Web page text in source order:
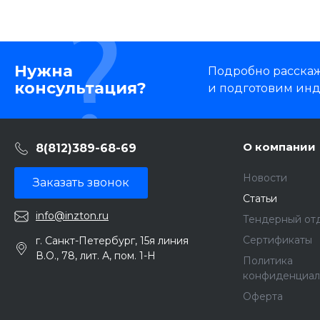
Нужна
консультация?
Подробно
и подготовим
8(812)389-68-69
Заказать звонок
info@inzton.ru
г. Санкт-Петербург, 15я линия
В.О., 78, лит. А, пом. 1-Н
О компании
Новости
Статьи
Тендерный
Сертификаты
Политика
Оферта